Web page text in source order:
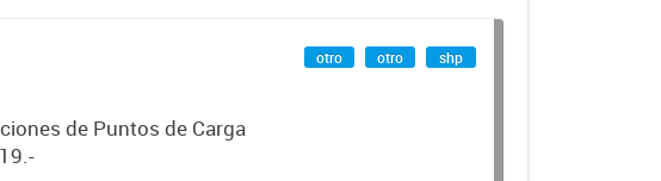
de Puntos de Carga
otro otro shp